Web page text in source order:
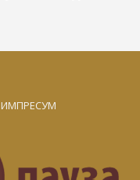
ИМПРЕСУМ